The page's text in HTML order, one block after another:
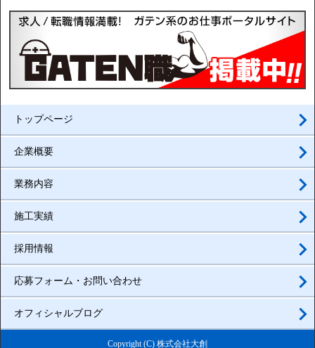
トップページ
企業概要
業務内容
施工実績
採用情報
応募フォーム・お問い合わせ
オフィシャルブログ
Copyright (C) 株式会社大創